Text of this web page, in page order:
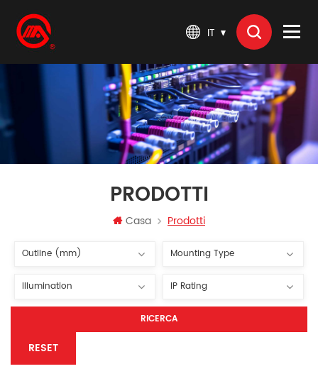
IT
PRODOTTI
Casa Prodotti
RICERCA
RESET